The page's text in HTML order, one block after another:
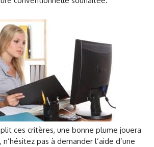
ces critères, une bonne plume jouera
pas à demander l’aide d’une